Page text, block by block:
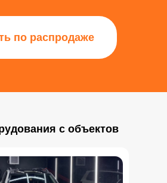
по распродаже
с объектов